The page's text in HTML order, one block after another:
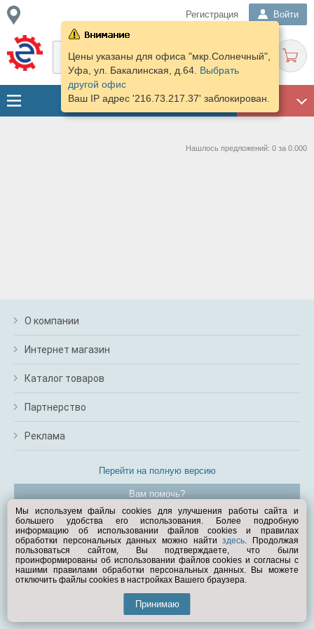
Регистрация Войти
ГАРАЖ
Цены указаны для офиса "мкр.Солнечный",
Уфа, ул. Бакалинская, д.64. Выбрать
другой офис
Ваш IP адрес '216.73.217.37' заблокирован.
Нашлось предложений: 0 за 0.000
О компании
Интернет магазин
Каталог товаров
Партнерство
Реклама
Перейти на полную версию
Вам помочь?
© Exist.ru 1998—2026
Мы используем файлы cookies для улучшения работы сайта и
большего удобства его использования. Более подробную
информацию об использовании файлов cookies и правилах
обработки персональных данных можно найтиздесь. Продолжая
пользоваться сайтом, Вы подтверждаете, что были
проинформированы об использовании файлов cookies и согласны с
нашими правилами обработки персональных данных. Вы можете
отключить файлы cookies в настройках Вашего браузера.
Принимаю